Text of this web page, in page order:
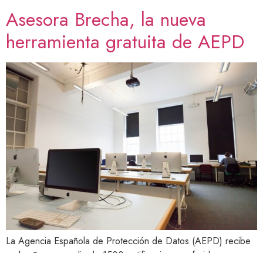
Asesora Brecha, la nueva
herramienta gratuita de AEPD
La Agencia Española de Protección de Datos (AEPD) recibe